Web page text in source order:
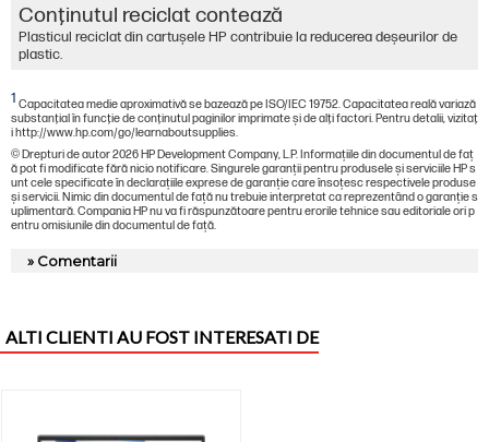
Conţinutul reciclat contează
Plasticul reciclat din cartușele HP contribuie la reducerea deșeurilor de
plastic.
1 Capacitatea medie aproximativă se bazează pe ISO/IEC 19752. Capacitatea reală variază
substanţial în funcţie de conţinutul paginilor imprimate şi de alţi factori. Pentru detalii, vizitaţ
i http://www.hp.com/go/learnaboutsupplies.
© Drepturi de autor 2026 HP Development Company, L.P. Informațiile din documentul de faț
ă pot fi modificate fără nicio notificare. Singurele garanții pentru produsele și serviciile HP s
unt cele specificate în declarațiile exprese de garanție care însoțesc respectivele produse
și servicii. Nimic din documentul de față nu trebuie interpretat ca reprezentând o garanție s
uplimentară. Compania HP nu va fi răspunzătoare pentru erorile tehnice sau editoriale ori p
entru omisiunile din documentul de față.
» Comentarii
ALTI CLIENTI AU FOST INTERESATI DE